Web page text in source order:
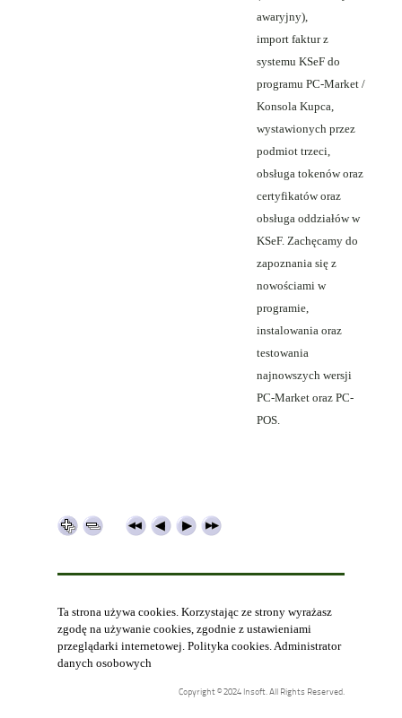
awaryjny),
import faktur z
systemu KSeF do
programu PC-Market /
Konsola Kupca,
wystawionych przez
podmiot trzeci,
obsługa tokenów oraz
certyfikatów oraz
obsługa oddziałów w
KSeF. Zachęcamy do
zapoznania się z
nowościami w
programie,
instalowania oraz
testowania
najnowszych wersji
PC-Market oraz PC-
POS.
Ta strona używa cookies. Korzystając ze strony wyrażasz
zgodę na używanie cookies, zgodnie z ustawieniami
przeglądarki internetowej. Polityka cookies.Administrator
danych osobowych
Copyright © 2024 Insoft. All Rights Reserved.